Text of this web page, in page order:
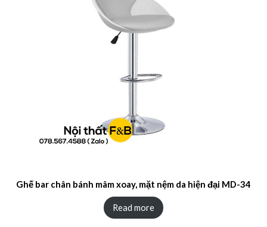
Ghế bar chân bánh mâm xoay, mặt nệm da hiện đại MD-34
Read more